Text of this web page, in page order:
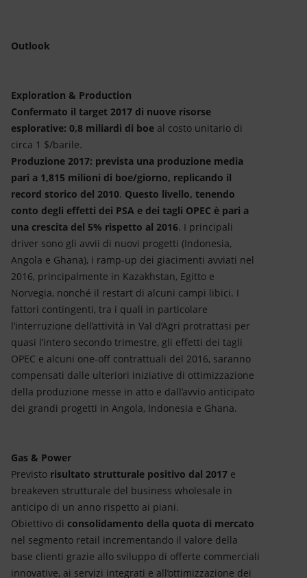
Outlook
Exploration & Production
Confermato il target 2017 di nuove risorse
esplorative: 0,8 miliardi di boe al costo unitario di
circa 1 $/barile.
Produzione 2017: prevista una produzione media
pari a 1,815 milioni di boe/giorno, replicando il
record storico del 2010. Questo livello, tenendo
conto degli effetti dei PSA e dei tagli OPEC è pari a
una crescita del 5% rispetto al 2016. I principali
driver sono gli avvii di nuovi progetti (Indonesia,
Angola e Ghana), i ramp-up dei giacimenti avviati nel
2016, principalmente in Kazakhstan, Egitto e
Norvegia, nonché il restart di alcuni campi libici. I
fattori contingenti, tra i quali in particolare
l’interruzione dell’attività in Val d’Agri protrattasi per
quasi l’intero secondo trimestre, gli effetti dei tagli
OPEC e alcuni one-off contrattuali del 2016, saranno
compensati dalle ulteriori iniziative di ottimizzazione
della produzione messe in atto e dall’avvio anticipato
dei grandi progetti in Angola, Indonesia e Ghana.
Gas & Power
Previsto risultato strutturale positivo dal 2017 e
breakeven strutturale del business wholesale in
anticipo di un anno rispetto ai piani.
Obiettivo di consolidamento della quota di mercato
nel segmento retail incrementando il valore della
base clienti grazie allo sviluppo di offerte commerciali
innovative, ai servizi integrati e all’ottimizzazione dei